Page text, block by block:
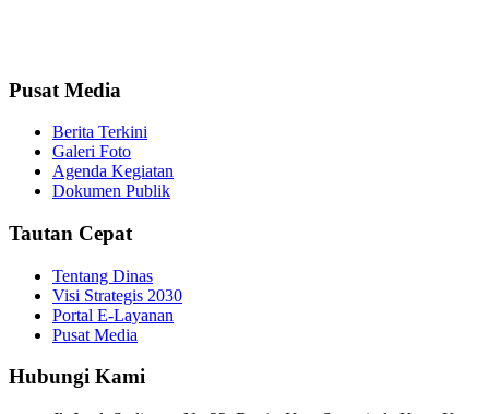
Pusat Media
Berita Terkini
Galeri Foto
Agenda Kegiatan
Dokumen Publik
Tautan Cepat
Tentang Dinas
Visi Strategis 2030
Portal E-Layanan
Pusat Media
Hubungi Kami